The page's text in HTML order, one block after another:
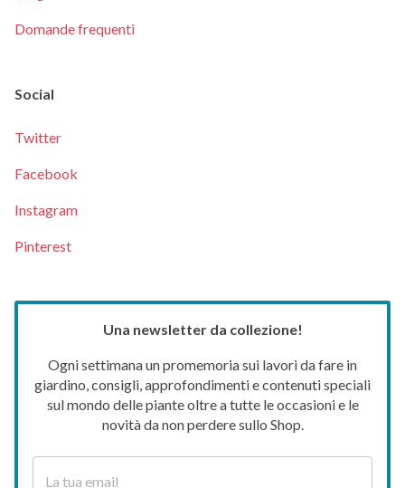
Domande frequenti
Social
Twitter
Facebook
Instagram
Pinterest
Una newsletter da collezione!
Ogni settimana un promemoria sui lavori da fare in
giardino, consigli, approfondimenti e contenuti speciali
sul mondo delle piante oltre a tutte le occasioni e le
novità da non perdere sullo Shop.